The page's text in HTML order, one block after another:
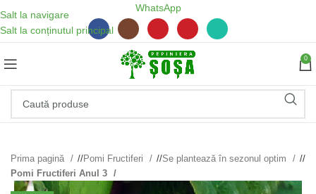
Salt la navigare
Salt la conținutul principal
WhatsApp
0
Prima pagină / Pomi Fructiferi / Se plantează în sezonul optim
/
Pomi Fructiferi Anul 3